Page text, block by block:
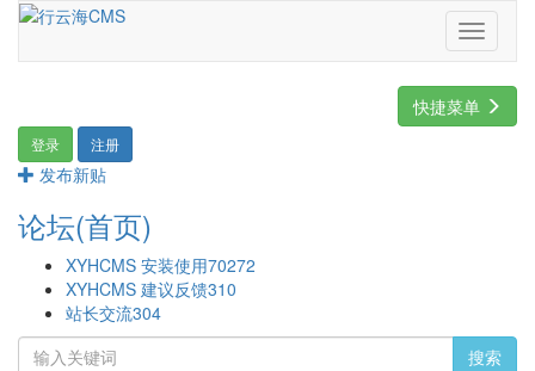
Toggle
快捷菜单
登录 注册
发布新贴
论坛(首页)
XYHCMS 安装使用70272
XYHCMS 建议反馈310
站长交流304
搜索